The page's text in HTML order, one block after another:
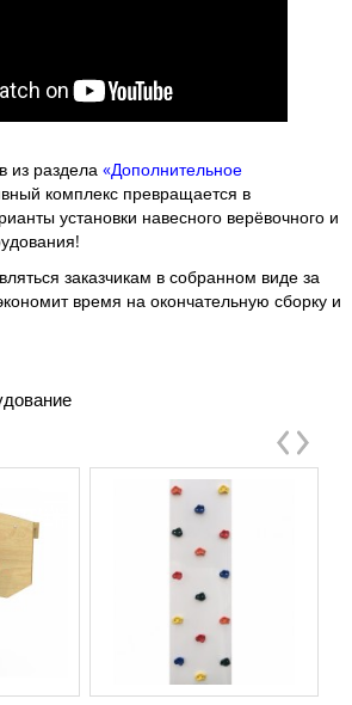
из раздела «Дополнительное
комплекс превращается в
установки навесного верёвочного и
заказчикам в собранном виде за
время на окончательную сборку и